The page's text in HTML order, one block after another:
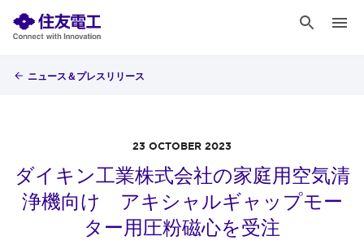
ニュース＆プレスリリース
23 OCTOBER 2023
ダイキン工業株式会社の家庭用空気清
浄機向け アキシャルギャップモー
ター用圧粉磁心を受注